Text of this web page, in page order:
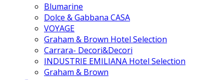
Blumarine
Dolce & Gabbana CASA
VOYAGE
Graham & Brown Hotel Selection
Carrara- Decori&Decori
INDUSTRIE EMILIANA Hotel Selection
Graham & Brown